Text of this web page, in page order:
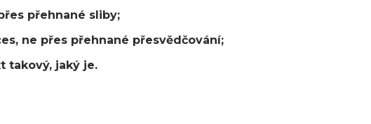
přehnané sliby;
ne přes přehnané přesvědčování;
takový, jaký je.